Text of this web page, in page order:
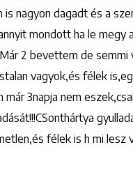
is nagyon dagadt és a
mondott ha le megy
2 bevettem de semmi
vagyok,és félek
már 3napja nem
félek is h mi lesz